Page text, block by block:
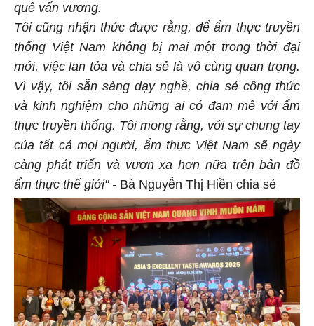
quê vấn vương.
Tôi cũng nhận thức được rằng, để ẩm thực truyền
thống Việt Nam không bị mai một trong thời đại
mới, việc lan tỏa và chia sẻ là vô cùng quan trọng.
Vì vậy, tôi sẵn sàng dạy nghề, chia sẻ công thức
và kinh nghiệm cho những ai có đam mê với ẩm
thực truyền thống. Tôi mong rằng, với sự chung tay
của tất cả mọi người, ẩm thực Việt Nam sẽ ngày
càng phát triển và vươn xa hơn nữa trên bản đồ
ẩm thực thế giới" - Bà Nguyễn Thị Hiền chia sẻ